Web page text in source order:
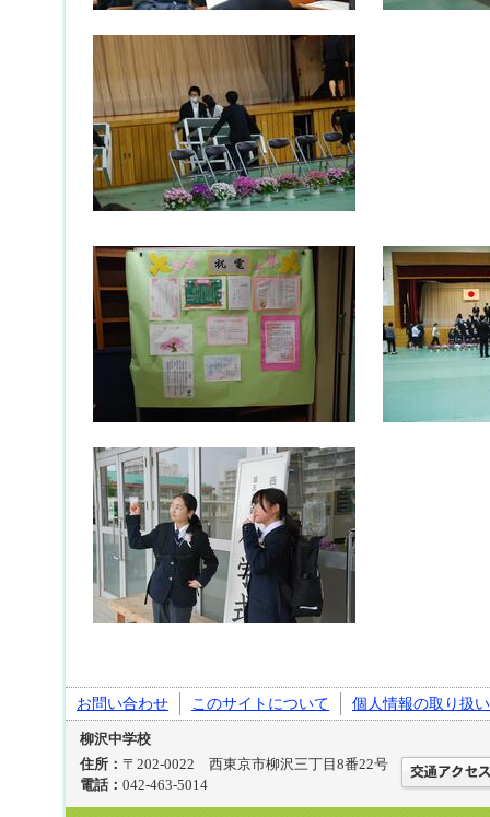
お問い合わせ このサイトについて 個人情報の取り扱い
柳沢中学校
住所： 〒202-0022 西東京市柳沢三丁目8番22号
電話： 042-463-5014